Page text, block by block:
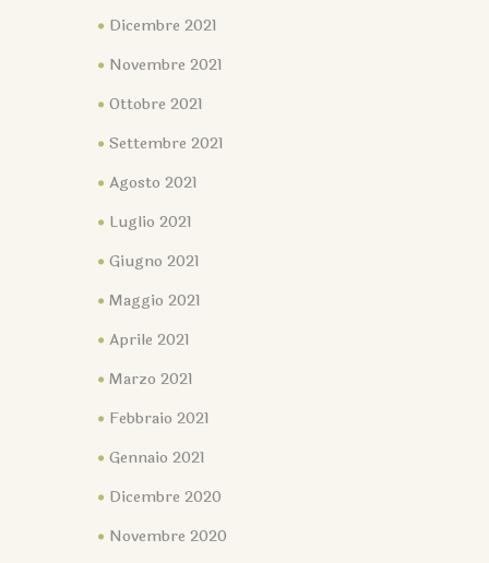
Dicembre 2021
Novembre 2021
Ottobre 2021
Settembre 2021
Agosto 2021
Luglio 2021
Giugno 2021
Maggio 2021
Aprile 2021
Marzo 2021
Febbraio 2021
Gennaio 2021
Dicembre 2020
Novembre 2020